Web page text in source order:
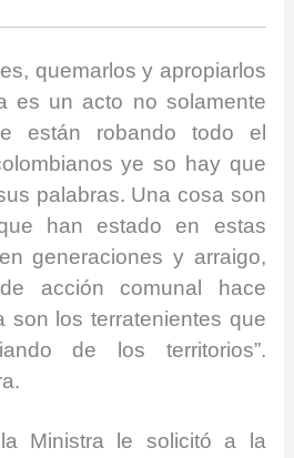
quemarlos y apropiarlos
es un acto no solamente
están robando todo el
ye so hay que
palabras. Una cosa son
han estado en estas
generaciones y arraigo,
acción comunal hace
son los terratenientes que
de los territorios”.
Ministra le solicitó a la